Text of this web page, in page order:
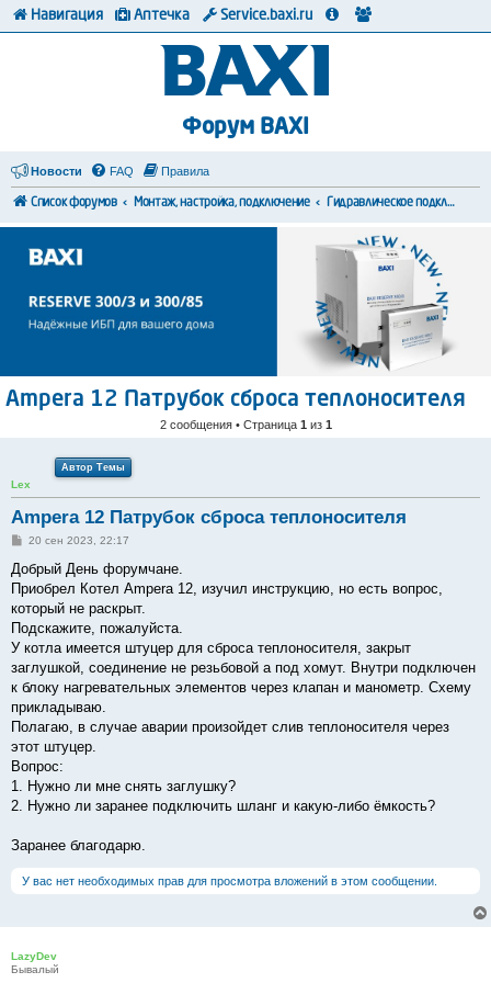
Форум BAXI
Новости FAQ Правила
Список форумов Монтаж, настройка, подключение Гидравлическое подключение
Ampera 12 Патрубок сброса теплоносителя
2 сообщения • Страница 1 из 1
Автор Темы
Lex
Ampera 12 Патрубок сброса теплоносителя
С
о
щ
е
и
е
20 сен 2023, 22:17
Добрый День форумчане.
Приобрел Котел Ampera 12, изучил инструкцию, но есть вопрос,
который не раскрыт.
Подскажите, пожалуйста.
У котла имеется штуцер для сброса теплоносителя, закрыт
заглушкой, соединение не резьбовой а под хомут. Внутри подключен
к блоку нагревательных элементов через клапан и манометр. Схему
прикладываю.
Полагаю, в случае аварии произойдет слив теплоносителя через
этот штуцер.
Вопрос:
1. Нужно ли мне снять заглушку?
2. Нужно ли заранее подключить шланг и какую-либо ёмкость?
Заранее благодарю.
У вас нет необходимых прав для просмотра вложений в этом сообщении.
LazyDev
Бывалый
Навигация Аптечка Service.baxi.ru